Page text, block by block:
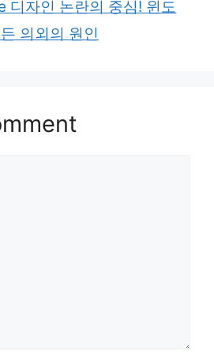
디자인 논란의 중심! 윈도
의외의 원인